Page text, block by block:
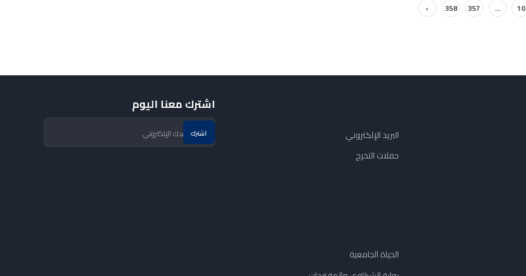
10
...
357
358
›
البريد الإلكتروني
حفلات التخرج
الحياة الجامعية
اشترك معنا اليوم